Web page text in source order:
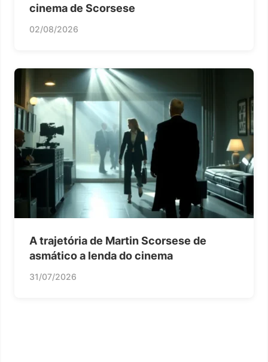
cinema de Scorsese
02/08/2026
A trajetória de Martin Scorsese de
asmático a lenda do cinema
31/07/2026